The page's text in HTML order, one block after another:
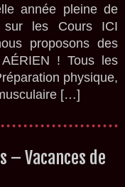
année pleine de
les Cours ICI
proposons des
! Tous les
physique,
[…]
– Vacances de